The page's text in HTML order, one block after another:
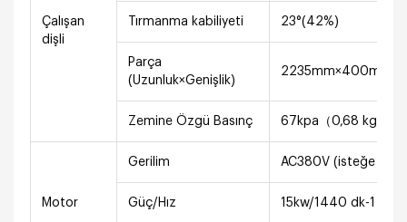
Çalışan
dişli
Tırmanma kabiliyeti 23°(42%)
Parça
(Uzunluk×Genişlik)
2235mm×400mm
Zemine Özgü Basınç 67kpa（0,68 kgf/
Motor
Gerilim AC380V (isteğe
Güç/Hız 15kw/1440 dk-1